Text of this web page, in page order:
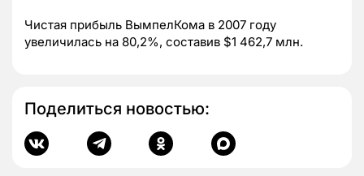
Чистая прибыль ВымпелКома в 2007 году
увеличилась на 80,2%, составив $1 462,7 млн.
Поделиться новостью: